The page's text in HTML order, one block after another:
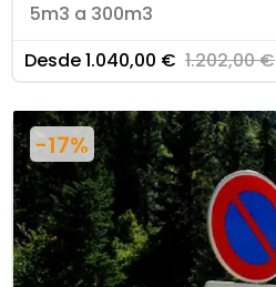
5m3 a 300m3
Desde1.040,00 € 1.202,00€
-17%